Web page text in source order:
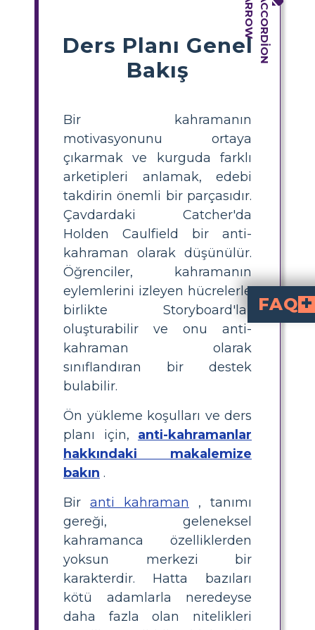
Ders Planı Genel
Bakış
Bir kahramanın
motivasyonunu ortaya
çıkarmak ve kurguda farklı
arketipleri anlamak, edebi
takdirin önemli bir parçasıdır.
Çavdardaki Catcher'da
Holden Caulfield bir anti-
kahraman olarak düşünülür.
Öğrenciler, kahramanın
eylemlerini izleyen hücrelerle
birlikte Storyboard'lar
oluşturabilir ve onu anti-
kahraman olarak
sınıflandıran bir destek
bulabilir.
Ön yükleme koşulları ve ders
planı için, anti-kahramanlar
hakkındaki makalemize
bakın .
Bir anti kahraman , tanımı
gereği, geleneksel
kahramanca özelliklerden
yoksun merkezi bir
karakterdir. Hatta bazıları
kötü adamlarla neredeyse
daha fazla olan nitelikleri
FAQ